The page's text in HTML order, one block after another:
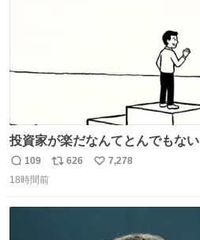
投資家が楽だなんてとんでもない
返
信
109
リ
626
い
7,278
18時間前